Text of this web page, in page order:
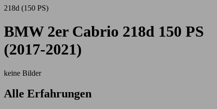
218d (150 PS)
BMW 2er Cabrio 218d 150 PS
(2017-2021)
keine Bilder
Alle Erfahrungen